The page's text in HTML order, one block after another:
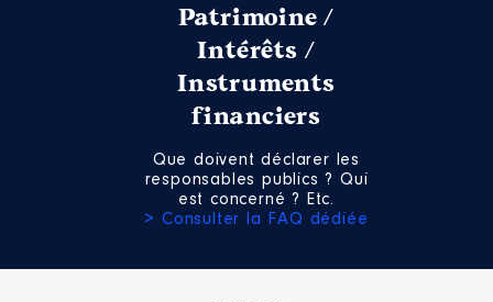
Patrimoine /
Intérêts /
Instruments
financiers
Que doivent déclarer les
responsables publics ? Qui
est concerné ? Etc.
> Consulter la FAQ dédiée